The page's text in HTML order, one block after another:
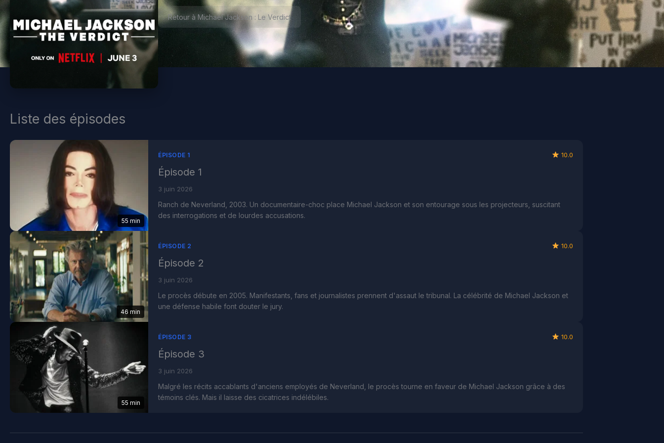
Retour à Michael Jackson : Le Verdict
Liste des épisodes
55 min
ÉPISODE 1 10.0
Épisode 1
3 juin 2026
Ranch de Neverland, 2003. Un documentaire-choc place Michael Jackson et son entourage sous les projecteurs, suscitant
des interrogations et de lourdes accusations.
46 min
ÉPISODE 2 10.0
Épisode 2
3 juin 2026
Le procès débute en 2005. Manifestants, fans et journalistes prennent d'assaut le tribunal. La célébrité de Michael Jackson et
une défense habile font douter le jury.
55 min
ÉPISODE 3 10.0
Épisode 3
3 juin 2026
Malgré les récits accablants d'anciens employés de Neverland, le procès tourne en faveur de Michael Jackson grâce à des
témoins clés. Mais il laisse des cicatrices indélébiles.